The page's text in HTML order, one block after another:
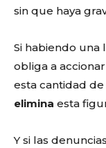
sin que haya
Si habiendo una
obliga a
esta cantidad de
elimina esta
Y si las